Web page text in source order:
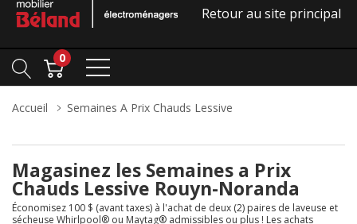
Retour au site principal
0
Accueil Semaines A Prix Chauds Lessive
Magasinez les Semaines a Prix
Chauds Lessive Rouyn-Noranda
Économisez 100 $ (avant taxes) à l'achat de deux (2) paires de laveuse et
sécheuse Whirlpool® ou Maytag® admissibles ou plus ! Les achats